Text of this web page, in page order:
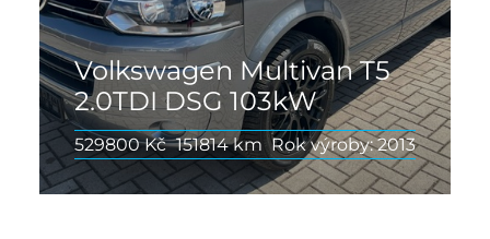
Volkswagen Multivan T5
2.0TDI DSG 103kW
529800 Kč 151814 km Rok výroby: 2013